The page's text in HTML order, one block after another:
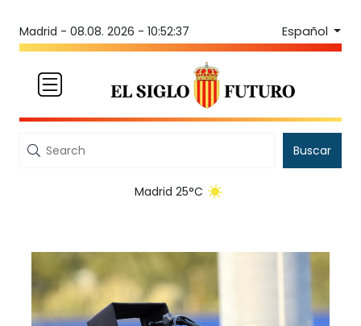
Madrid - 08.08. 2026 - 10:52:37 Español
Buscar
Madrid 25°C